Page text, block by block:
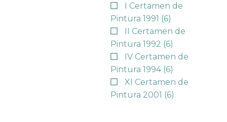
I Certamen de
Pintura 1991 (6)
II Certamen de
Pintura 1992 (6)
IV Certamen de
Pintura 1994 (6)
XI Certamen de
Pintura 2001 (6)